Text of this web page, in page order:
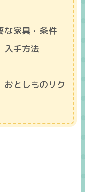
な家具・条件
入手方法
おとしものリク